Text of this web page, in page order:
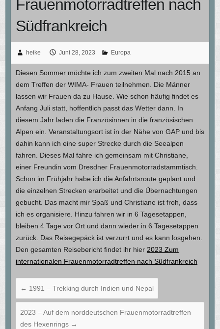
Frauenmotorradtreffen nach
Südfrankreich
heike Juni 28, 2023 Europa
Diesen Sommer möchte ich zum zweiten Mal nach 2015 an
dem Treffen der WIMA- Frauen teilnehmen. Die Männer
lassen wir Frauen da zu Hause. Wie schon häufig findet es
Anfang Juli statt, hoffentlich passt das Wetter dann. In
diesem Jahr laden die Französinnen in die französischen
Alpen ein. Veranstaltungsort ist in der Nähe von GAP und bis
dahin kann ich eine super Strecke durch die Seealpen
fahren. Dieses Mal fahre ich gemeinsam mit Christiane,
einer Freundin vom Dresdner Frauenmotorradstammtisch.
Schon im Frühjahr habe ich die Anfahrtsroute geplant und
die einzelnen Strecken erarbeitet und die Übernachtungen
gebucht. Das macht mir Spaß und Christiane ist froh, dass
ich es organisiere. Hinzu fahren wir in 6 Tagesetappen,
bleiben 4 Tage vor Ort und dann wieder in 6 Tagesetappen
zurück. Das Reisegepäck ist verzurrt und es kann losgehen.
Den gesamten Reisebericht findet ihr hier 2023 Zum
internationalen Frauenmotorradtreffen nach Südfrankreich
← 1991 – Trekking durch Indien und Nepal
2023 – Auf dem norddeutschen Frauenmotorradtreffen
des Hexenrings →